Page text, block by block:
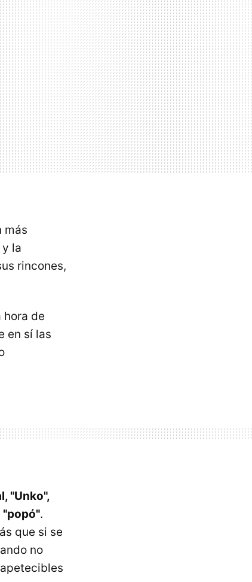
más
la
rincones,
hora de
en sí las
"Unko",
"popó".
que si se
no